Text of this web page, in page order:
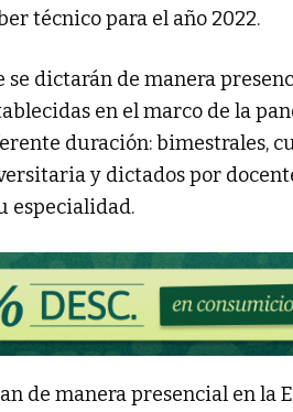
técnico para el año 2022.
se dictarán de manera
en el marco de la
duración: bimestrales,
y dictados por
especialidad.
de manera presencial en la